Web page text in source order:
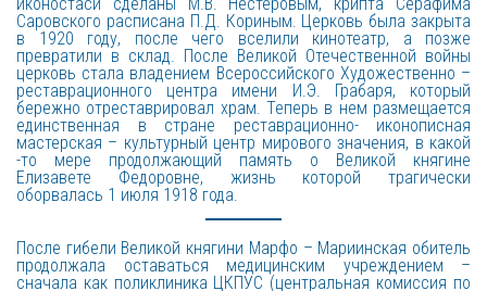
Саровского расписана П.Д. Кориным. Церковь была закрыта
в 1920 году, после чего вселили кинотеатр, а позже
превратили в склад. После Великой Отечественной войны
церковь стала владением Всероссийского Художественно –
реставрационного центра имени И.Э. Грабаря, который
бережно отреставрировал храм. Теперь в нем размещается
единственная в стране реставрационно- иконописная
мастерская – культурный центр мирового значения, в какой
-то мере продолжающий память о Великой княгине
Елизавете Федоровне, жизнь которой трагически
оборвалась 1 июля 1918 года.
После гибели Великой княгини Марфо – Мариинская обитель
продолжала оставаться медицинским учреждением –
сначала как поликлиника ЦКПУС (центральная комиссия по